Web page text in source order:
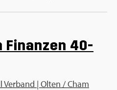
40-
| Olten / Cham